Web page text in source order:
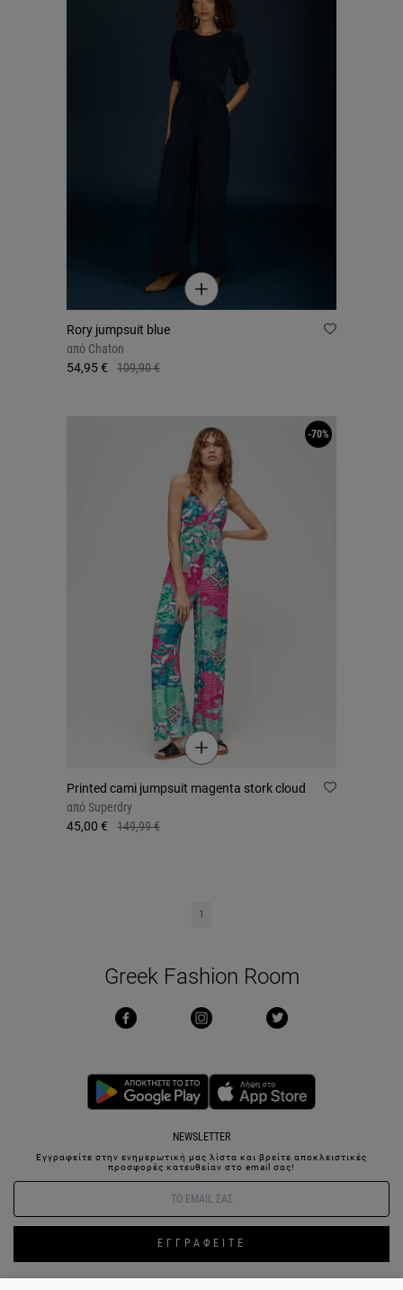
Rory jumpsuit blue
από Chaton
54,95 €
109,90 €
Printed cami jumpsuit magenta stork cloud
απόSuperdry
45,00 €
149,99 €
-70%
1
Greek Fashion Room
NEWSLETTER
Εγγραφείτε στην ενημερωτική μας λίστα και βρείτε αποκλειστικές
προσφορές κατευθείαν στο email σας!
ΕΓΓΡΑΦΕΙΤΕ